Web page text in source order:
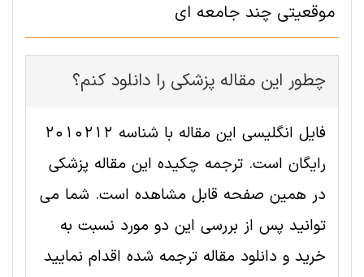
موقعیتی چند جامعه ای
چطور این مقاله پزشکی را دانلود کنم؟
فایل انگلیسی این مقاله با شناسه 2010212
رایگان است. ترجمه چکیده این مقاله پزشکی
در همین صفحه قابل مشاهده است. شما می
توانید پس از بررسی این دو مورد نسبت به
خرید و دانلود مقاله ترجمه شده اقدام نمایید